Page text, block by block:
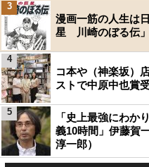
漫画一筋の人生は
星 川崎のぼる伝
3
コ本や（神楽坂）
ストで中原中也賞
4
「史上最強にわか
義10時間」伊藤賀
淳一郎）
5